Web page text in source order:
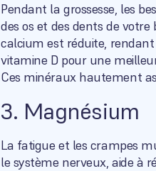
Pendant la grossesse, les
des os et des dents de votre
calcium est réduite,
vitamine D pour une
Ces minéraux hautement
3. Magnésium
La fatigue et les crampes
le système nerveux, aide à